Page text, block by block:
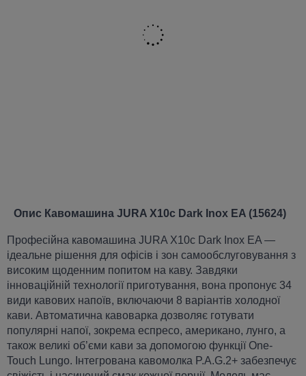
Опис Кавомашина JURA X10c Dark Inox EA (15624)
Професійна кавомашина JURA X10c Dark Inox EA —
ідеальне рішення для офісів і зон самообслуговування з
високим щоденним попитом на каву. Завдяки
інноваційній технології приготування, вона пропонує 34
види кавових напоїв, включаючи 8 варіантів холодної
кави. Автоматична кавоварка дозволяє готувати
популярні напої, зокрема еспресо, американо, лунго, а
також великі об’єми кави за допомогою функції One-
Touch Lungo. Інтегрована кавомолка P.A.G.2+ забезпечує